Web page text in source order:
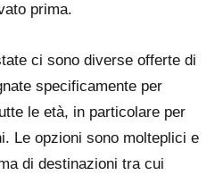
prima.
ci sono diverse offerte di
specificamente per
le età, in particolare per
Le opzioni sono molteplici e
di destinazioni tra cui